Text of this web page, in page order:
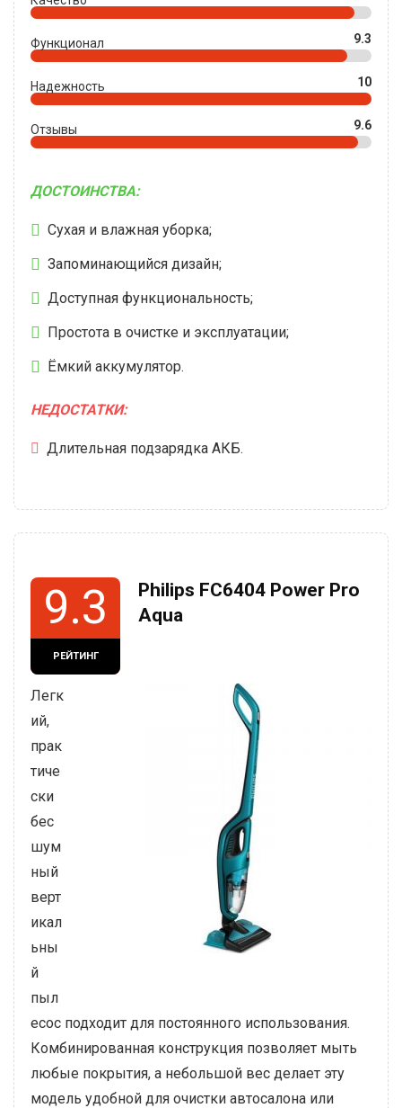
Функционал 9.3
Надежность 10
Отзывы 9.6
ДОСТОИНСТВА:
Сухая и влажная уборка;
Запоминающийся дизайн;
Доступная функциональность;
Простота в очистке и эксплуатации;
Ёмкий аккумулятор.
НЕДОСТАТКИ:
Длительная подзарядка АКБ.
9.3
РЕЙТИНГ
Philips FC6404 Power Pro
Aqua
Легк
ий,
прак
тиче
ски
бес
шум
ный
верт
икал
ьны
й
пыл
есос подходит для постоянного использования.
Комбинированная конструкция позволяет мыть
любые покрытия, а небольшой вес делает эту
модель удобной для очистки автосалона или